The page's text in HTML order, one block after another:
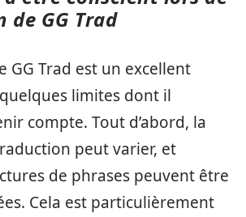
GG Trad
GG Trad est un excellent
limites dont il
compte. Tout d’abord, la
peut varier, et
de phrases peuvent être
Cela est particulièrement